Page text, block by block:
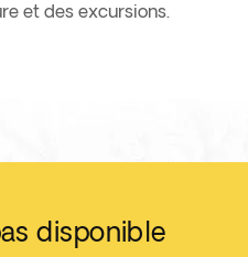
et des excursions.
disponible